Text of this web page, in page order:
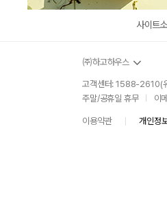
사이트
㈜하고하우스
고객센터: 1588-2610(
주말/공휴일 휴무
이
이용약관 개인정